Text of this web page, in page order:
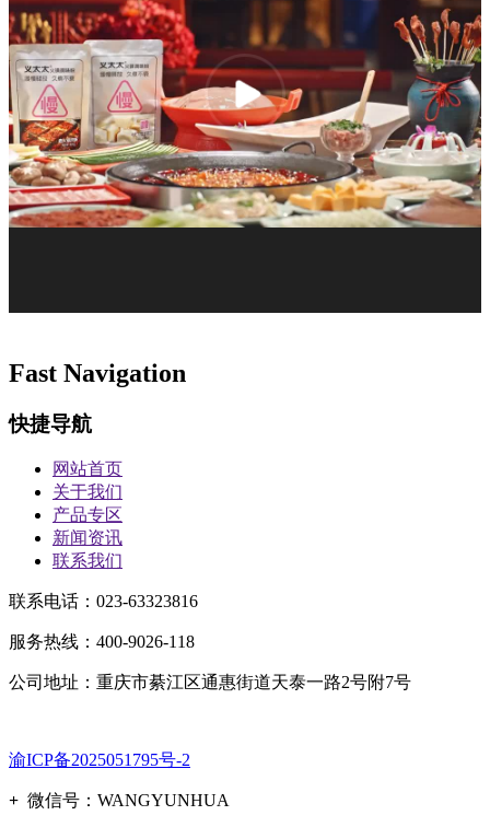
Fast Navigation
快捷导航
网站首页
关于我们
产品专区
新闻资讯
联系我们
联系电话：023-63323816
服务热线：400-9026-118
公司地址：重庆市綦江区通惠街道天泰一路2号附7号
渝ICP备2025051795号-2
+ 微信号： WANGYUNHUA